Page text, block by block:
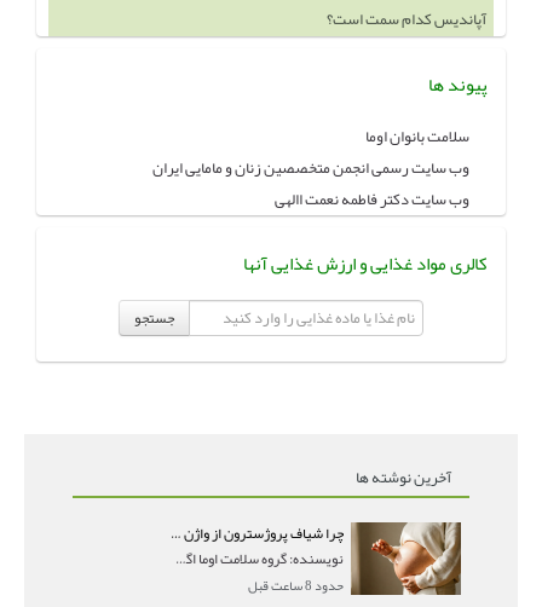
آپاندیس کدام سمت است؟
پیوند ها
سلامت بانوان اوما
وب سایت رسمی انجمن متخصصین زنان و مامایی ایران
وب سایت دکتر فاطمه نعمت االهی
کالری مواد غذایی و ارزش غذایی آنها
جستجو
آخرین نوشته ها
چرا شیاف پروژسترون از واژن بیرون می‌ریزد؟ میزان جذب و زمان صحیح مصرف
نویسنده: گروه سلامت اوما اگر بعد از گذاشتن شیاف پر
حدود 8 ساعت قبل